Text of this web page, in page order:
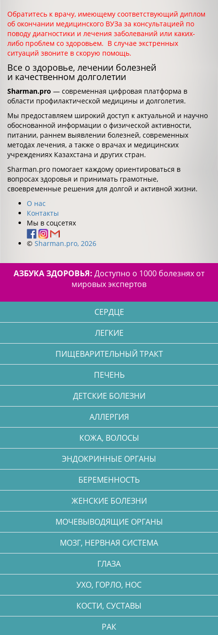
Обратитесь к врачу, имеющему соответствующий диплом
об окончании медицинского ВУЗа за консультацией по
поводу диагностики и лечения заболеваний или каких-
либо проблем со здоровьем. В случае экстренных
ситуаций звоните в скорую помощь.
Все о здоровье, лечении болезней
и качественном долголетии
Sharman.pro — современная цифровая платформа в
области профилактической медицины и долголетия.
Мы предоставляем широкий доступ к актуальной и научно
обоснованной информации о физической активности,
питании, раннем выявлении болезней, современных
методах лечения, а также о врачах и медицинских
учреждениях Казахстана и других стран.
Sharman.pro помогает каждому ориентироваться в
вопросах здоровья и принимать грамотные,
своевременные решения для долгой и активной жизни.
О нас
Контакты
Мы в соцсетях
© Sharman.pro, 2026
АЗБУКА ЗДОРОВЬЯ: Доступно о 1000 болезнях от
мировых экспертов
СЕРДЦЕ
ЛЕГКИЕ
ПИЩЕВАРИТЕЛЬНЫЙ ТРАКТ
ПЕЧЕНЬ
ДЕТСКИЕ БОЛЕЗНИ
АЛЛЕРГИЯ
КОЖА, ВОЛОСЫ
ЭНДОКРИННЫЕ ОРГАНЫ
БЕРЕМЕННОСТЬ
ЖЕНСКИЕ БОЛЕЗНИ
МОЧЕВЫВОДЯЩИЕ ОРГАНЫ
МОЗГ, НЕРВНАЯ СИСТЕМА
ГЛАЗА
УХО, ГОРЛО, НОС
КОСТИ, СУСТАВЫ
РАК